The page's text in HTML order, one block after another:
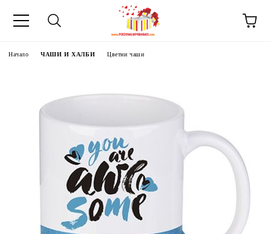
Начало ЧАШИ И ХАЛБИ Цветни чаши